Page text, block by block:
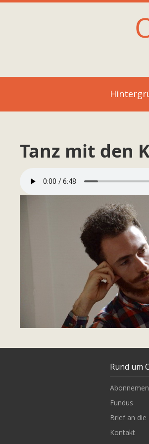
Tanz mit den
Rund um
Fundus
Brief an die
Kontakt